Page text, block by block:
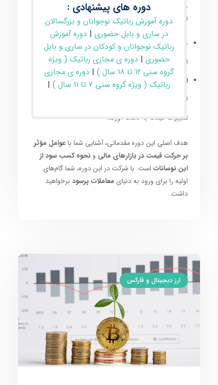
صرافی‌های پیشرو در این حوزه، دو قابلیت کلیدی را در
اختیار کاربران قرار می‌دهند:
معاملات دوطرفه:امکان کسب سود هم از افزایش و هم
از کاهش قیمت دارایی‌ها را فراهم می‌کند.
استفاده از اهرم (لوریج):
این قابلیت به معامله‌گران
اجازه می‌دهد تا با سرمایه کمتر، سود بیشتری را از
تغییرات قیمت به دست آورند.
هدف اصلی این دوره مقدماتی، آشنایی شما باعوامل مؤثر
بر حرکت قیمت در بازارهای مالی ونحوه کسب سود از
این نوسانات است. با شرکت در این دوره، شما گام‌های
اولیه را برای ورود به دنیای معاملات پرسود برخواهید
داشت.
ارز دیجیتال و فارکس
دوره های پیشنهادی :
دوره آموزش رباتیک نوجوانان و بزرگسالان
در ساری و بابل حضوری | دوره آموزش
رباتیک نوجوانان و کودکان در ساری و بابل
حضوری | دوره ی مجازی رباتیک ( ویژه
گروه سنی 12 تا 18 سال )
| دوره ی مجازی
رباتیک ( ویژه گروه سنی 7 تا 11 سال )
|